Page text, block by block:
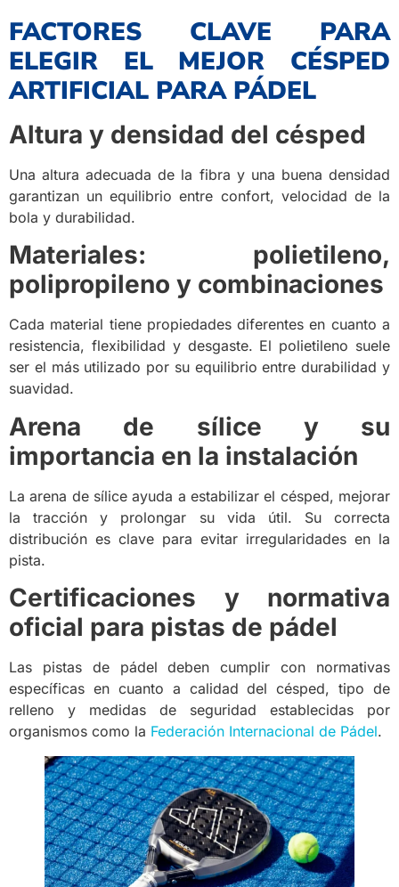
FACTORES CLAVE PARA
ELEGIR EL MEJOR CÉSPED
ARTIFICIAL PARA PÁDEL
Altura y densidad del césped
Una altura adecuada de la fibra y una buena densidad
garantizan un equilibrio entre confort, velocidad de la
bola y durabilidad.
Materiales: polietileno,
polipropileno y combinaciones
Cada material tiene propiedades diferentes en cuanto a
resistencia, flexibilidad y desgaste. El polietileno suele
ser el más utilizado por su equilibrio entre durabilidad y
suavidad.
Arena de sílice y su
importancia en la instalación
La arena de sílice ayuda a estabilizar el césped, mejorar
la tracción y prolongar su vida útil. Su correcta
distribución es clave para evitar irregularidades en la
pista.
Certificaciones y normativa
oficial para pistas de pádel
Las pistas de pádel deben cumplir con normativas
específicas en cuanto a calidad del césped, tipo de
relleno y medidas de seguridad establecidas por
organismos como la Federación Internacional de Pádel.